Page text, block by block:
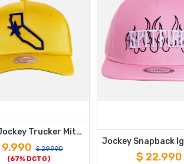
Gorro Jockey Trucker Mitchell And Ness Golden State Warriors
9.990 $29.990
(67% DCTO)
$ 22.990